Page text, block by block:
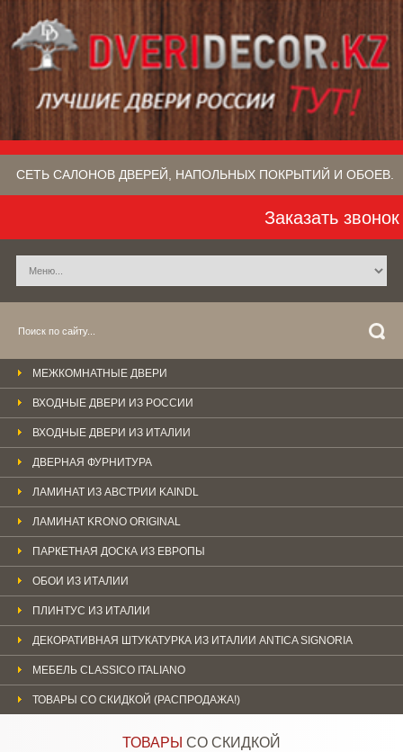
СЕТЬ САЛОНОВ ДВЕРЕЙ, НАПОЛЬНЫХ ПОКРЫТИЙ​ И ОБОЕВ.
Заказать звонок
МЕЖКОМНАТНЫЕ ДВЕРИ
ВХОДНЫЕ ДВЕРИ ИЗ РОССИИ
ВХОДНЫЕ ДВЕРИ ИЗ ИТАЛИИ
ДВЕРНАЯ ФУРНИТУРА
ЛАМИНАТ ИЗ АВСТРИИ KAINDL
ЛАМИНАТ KRONO ORIGINAL
ПАРКЕТНАЯ ДОСКА ИЗ ЕВРОПЫ
ОБОИ ИЗ ИТАЛИИ
ПЛИНТУС ИЗ ИТАЛИИ
ДЕКОРАТИВНАЯ ШТУКАТУРКА ИЗ ИТАЛИИ ANTICA SIGNORIA
МЕБЕЛЬ CLASSICO ITALIANO
ТОВАРЫ СО СКИДКОЙ (РАСПРОДАЖА!)
ТОВАРЫ СО СКИДКОЙ